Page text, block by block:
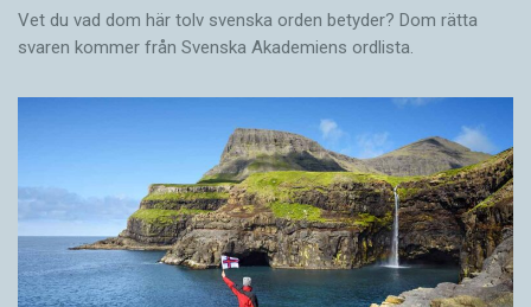
Vet du vad dom här tolv svenska orden betyder? Dom rätta
svaren kommer från Svenska Akademiens ordlista.